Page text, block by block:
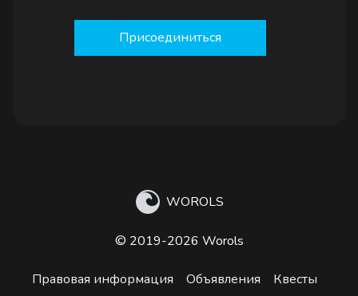
Присоединиться
WOROLS
© 2019-2026 Worols
Правовая информация Объявления Квесты